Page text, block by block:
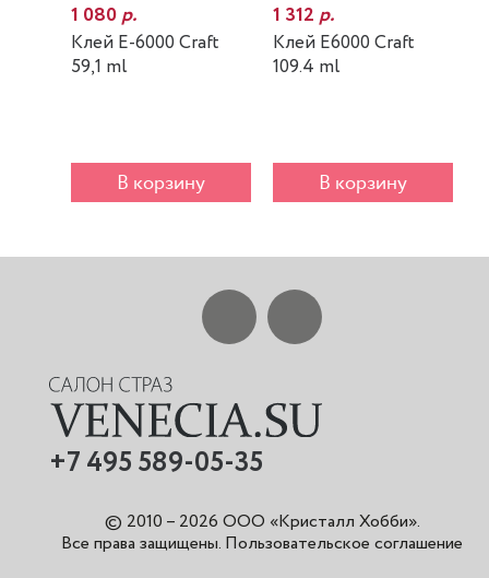
1 080р.
Клей E-6000 Craft
59,1 ml
В корзину
1 312р.
Клей E6000 Craft
109.4 ml
В корзину
+7 495 589-05-35
© 2010 – 2026 ООО «Кристалл Хобби».
Все права защищены. Пользовательское соглашение